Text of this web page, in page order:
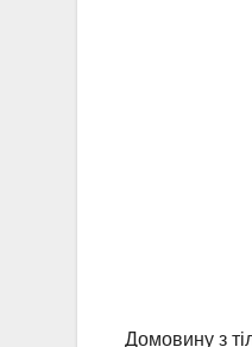
Домовину з